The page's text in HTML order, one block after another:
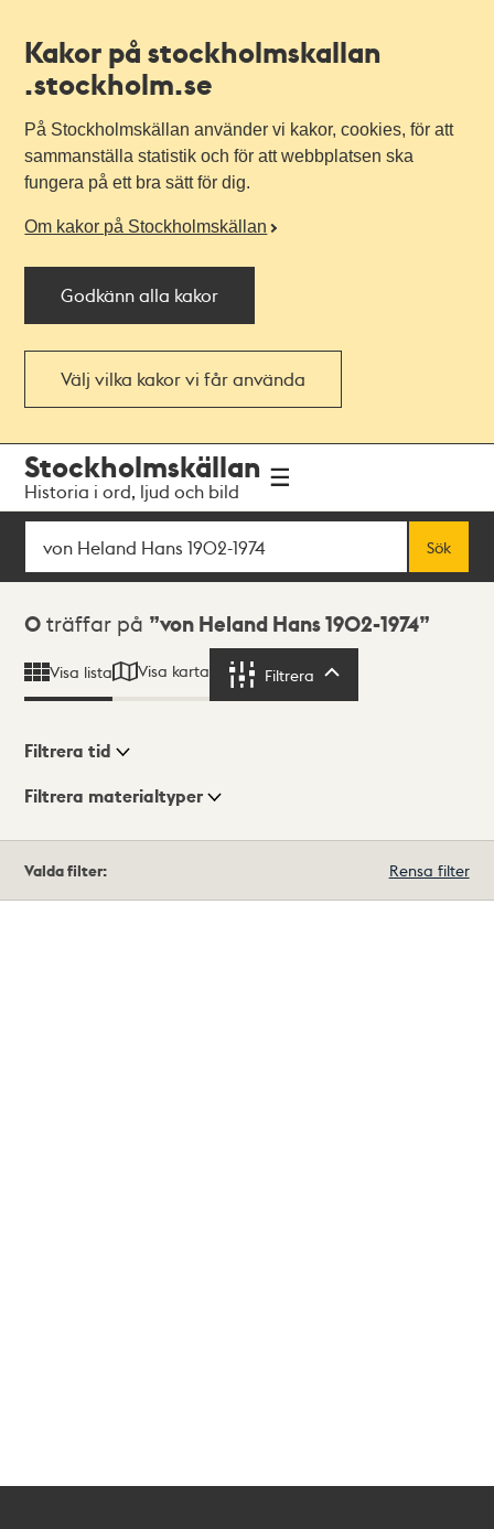
Kakor på stockholmskallan
.stockholm.se
På Stockholmskällan använder vi kakor, cookies, för att
sammanställa statistik och för att webbplatsen ska
fungera på ett bra sätt för dig.
Om kakor på Stockholmskällan
Godkänn alla kakor
Välj vilka kakor vi får använda
navigationen
huvudinnehållet
Stockholmskällan
Historia i ord, ljud och bild
Sök
Sök
Sökresultat
0 träffar på von Heland Hans 1902-1974
Visa lista Visa karta Filtrera
Visningsläge
Filtrera tid
Filtrera materialtyper
träffar
Valda filter: Rensa filter